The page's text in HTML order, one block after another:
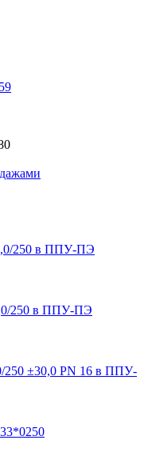
250 в ППУ-ПЭ
250 в ППУ-ПЭ
250 ±30,0 PN 16 в ППУ-